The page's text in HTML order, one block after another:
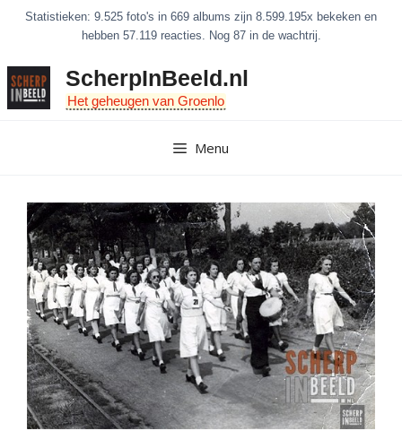
inhoud
Statistieken: 9.525 foto's in 669 albums zijn 8.599.195x bekeken en
hebben 57.119 reacties. Nog 87 in de wachtrij.
ScherpInBeeld.nl
Het geheugen van Groenlo
Menu